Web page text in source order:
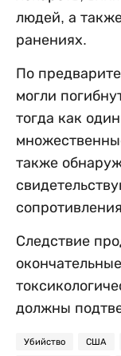
людей, а
ранениях.
По
могли
тогда как
также
Следствие
должны
Убийство США